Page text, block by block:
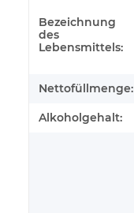
Bezeichnung
des
Lebensmittels:
Nettofüllmenge:
Alkoholgehalt: